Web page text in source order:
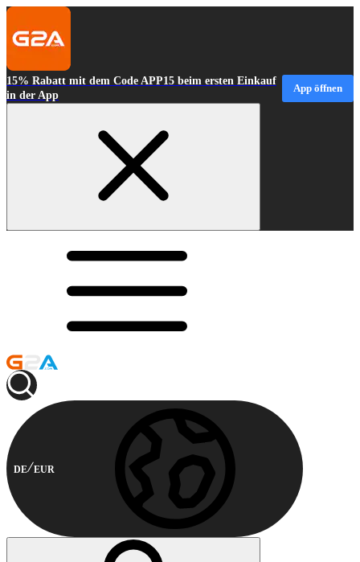
15% Rabatt mit dem Code APP15 beim ersten Einkauf
in der App
App öffnen
DE EUR